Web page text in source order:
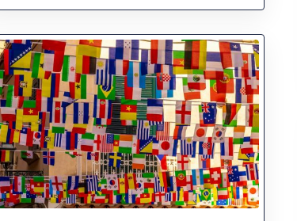
Stijn, mijn
vastgoedmakelaar, heb
mijn droomhuis
Zelfs toen ik niet in
was, verliep de
communicatie
probleemloos. Alles
perfect, alleen maar lof!
28 April